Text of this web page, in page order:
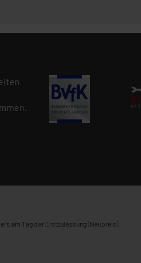
am Tag der Erstzulassung (Neupreis).